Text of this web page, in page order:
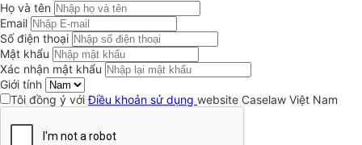
Họ và tên
Email
Số điện thoại
Mật khẩu
Xác nhận mật khẩu
Giới tính
Tôi đồng ý vớiĐiều khoản sử dụng website Caselaw Việt Nam